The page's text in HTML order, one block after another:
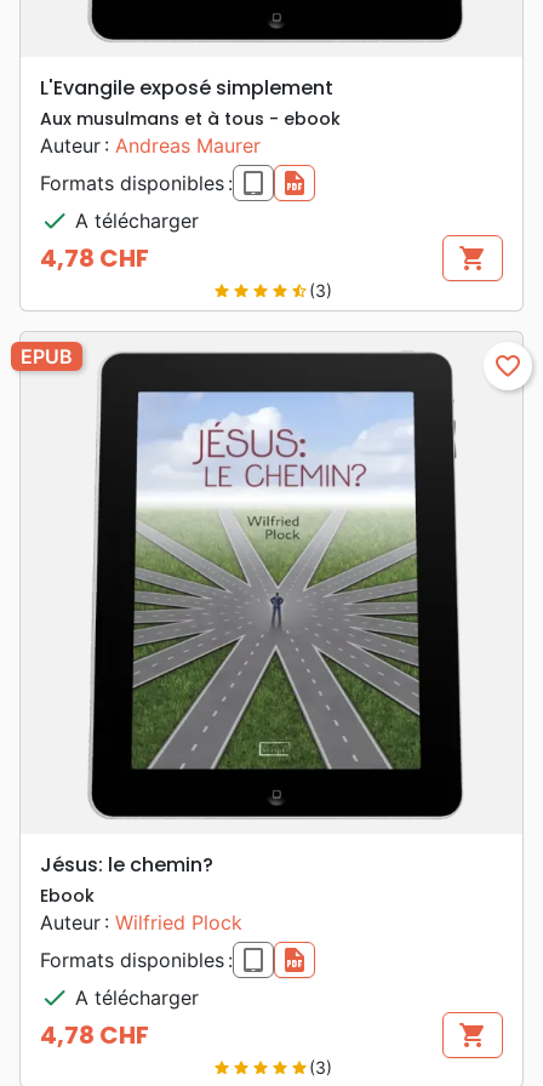
L'Evangile exposé simplement
Aux musulmans et à tous - ebook
Auteur : Andreas Maurer
Formats disponibles : epub
pdf
check A télécharger
Prix
4,78 CHF shopping_cart
star star star star star_half(3)
EPUB favorite_border
Jésus: le chemin?
Ebook
Auteur : Wilfried Plock
Formats disponibles : epub
pdf
check A télécharger
Prix
4,78 CHF shopping_cart
star star star star star(3)